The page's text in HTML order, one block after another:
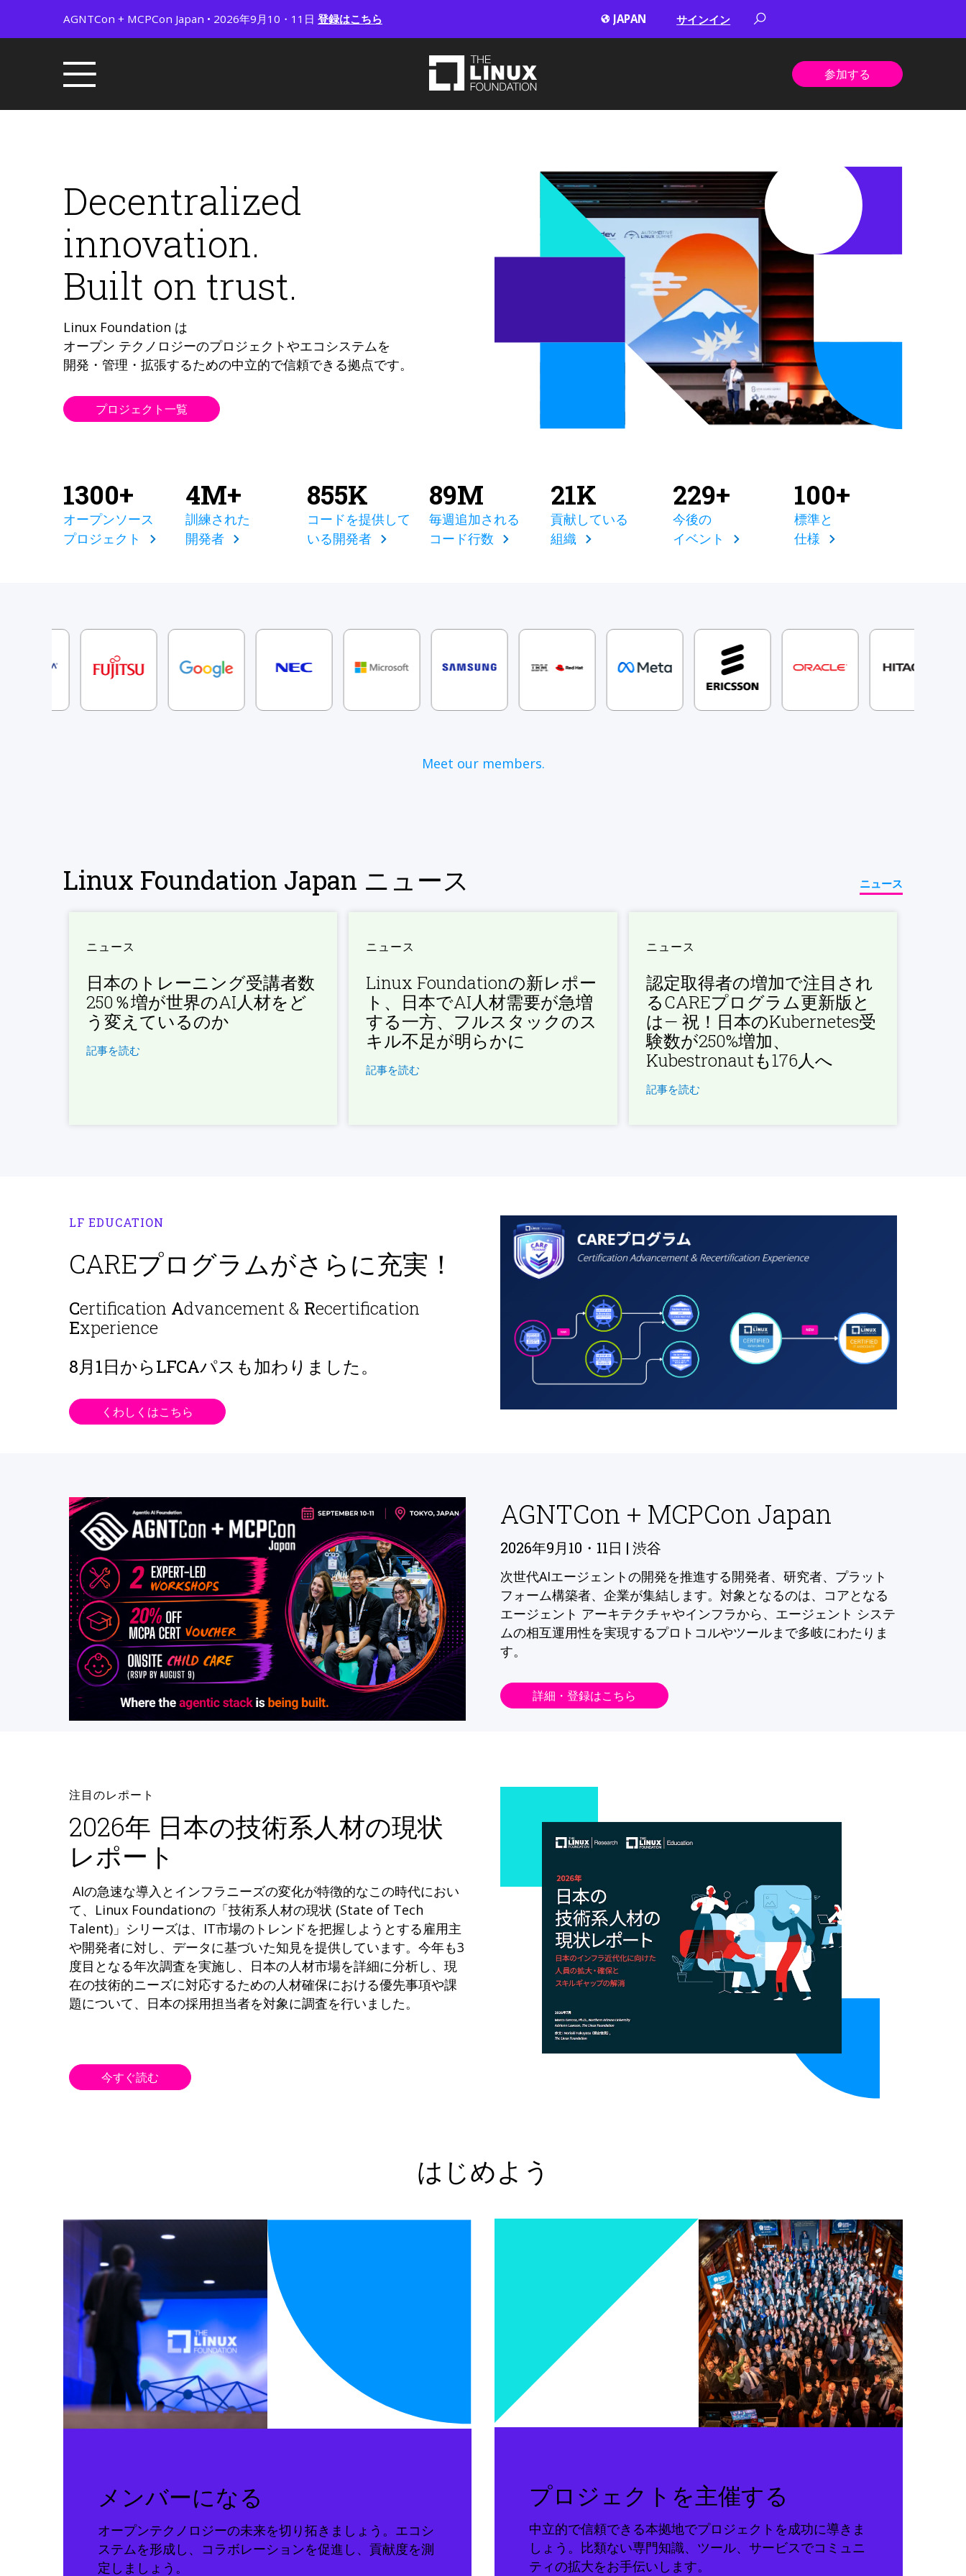
AGNTCon + MCPCon Japan • 2026年9月10・11日 登録はこちら サインイン
参加する
Decentralized
innovation.
Built on trust.
Linux Foundation は
オープン テクノロジーのプロジェクトやエコシステムを
開発・管理・拡張するための中立的で信頼できる拠点です。
プロジェクト一覧
1300+
オープンソース
プロジェクト
4M+
訓練された
開発者
855K
コードを提供して
いる開発者
89M
毎週追加される
コード行数
21K
貢献している
組織
229+
今後の
イベント
100+
標準と
仕様
Meet our members.
Linux Foundation Japan ニュース ニュース
ニュース
日本のトレーニング受講者数
250％増が世界のAI人材をど
う変えているのか
記事を読む
ニュース
Linux Foundationの新レポー
ト、日本でAI人材需要が急増
する一方、フルスタックのス
キル不足が明らかに
記事を読む
ニュース
認定取得者の増加で注目され
るCAREプログラム更新版と
は— 祝！日本のKubernetes受
験数が250%増加、
Kubestronautも176人へ
記事を読む
LF EDUCATION
CAREプログラムがさらに充実！
Certification Advancement & Recertification
Experience
8月1日からLFCAパスも加わりました。
くわしくはこちら
AGNTCon + MCPCon Japan
2026年9月10・11日 | 渋谷
次世代AIエージェントの開発を推進する開発者、研究者、プラット
フォーム構築者、企業が集結します。対象となるのは、コアとなる
エージェント アーキテクチャやインフラから、エージェント システ
ムの相互運用性を実現するプロトコルやツールまで多岐にわたりま
す。
詳細・登録はこちら
注目のレポート
2026年 日本の技術系人材の現状
レポート
AIの急速な導入とインフラニーズの変化が特徴的なこの時代におい
て、Linux Foundationの「技術系人材の現状 (State of Tech
Talent)」シリーズは、IT市場のトレンドを把握しようとする雇用主
や開発者に対し、データに基づいた知見を提供しています。今年も3
度目となる年次調査を実施し、日本の人材市場を詳細に分析し、現
在の技術的ニーズに対応するための人材確保における優先事項や課
題について、日本の採用担当者を対象に調査を行いました。
今すぐ読む
はじめよう
メンバーになる
オープンテクノロジーの未来を切り拓きましょう。エコシ
ステムを形成し、コラボレーションを促進し、貢献度を測
定しましょう。
プロジェクトを主催する
中立的で信頼できる本拠地でプロジェクトを成功に導きま
しょう。比類ない専門知識、ツール、サービスでコミュニ
ティの拡大をお手伝いします。